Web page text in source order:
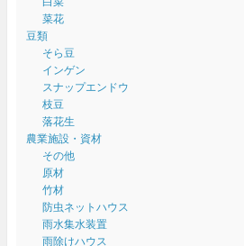
菜花
豆類
そら豆
インゲン
スナップエンドウ
枝豆
落花生
農業施設・資材
その他
原材
竹材
防虫ネットハウス
雨水集水装置
雨除けハウス